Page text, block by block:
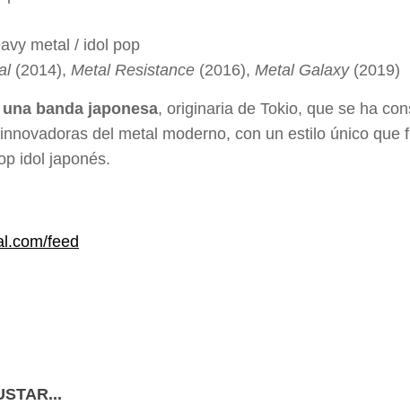
metal / idol pop
(2014), Metal Resistance (2016), Metal Galaxy(2019)
banda japonesa, originaria de Tokio, que se ha
del metal moderno, con un estilo único que
idol japonés.
feed